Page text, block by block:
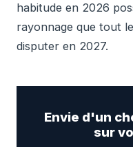
habitude en 2026
rayonnage que tout
disputer en 2027.
Envie d'un
sur